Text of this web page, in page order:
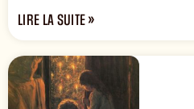
LIRE LA SUITE »